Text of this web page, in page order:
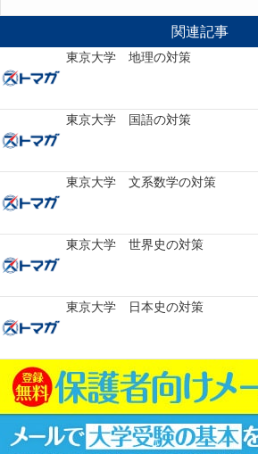
関連記事
東京大学 地理の対策
東京大学 国語の対策
東京大学 文系数学の対策
東京大学 世界史の対策
東京大学 日本史の対策